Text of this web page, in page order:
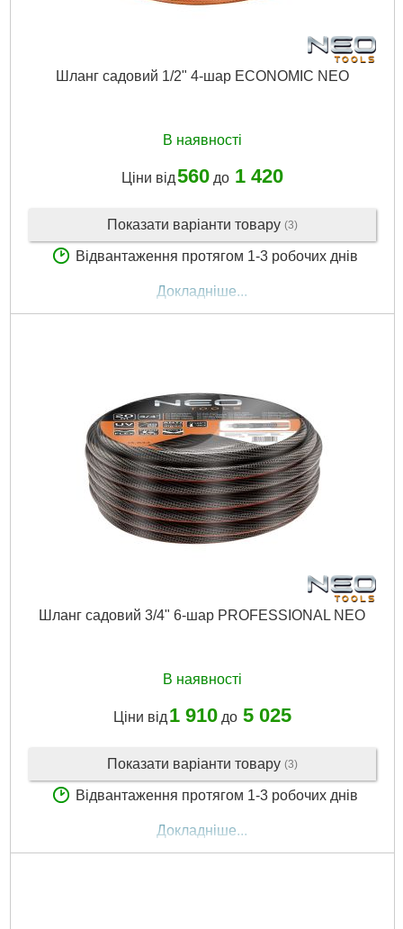
Шланг садовий 1/2" 4-шар ECONOMIC NEO
В наявності
Ціни від560до 1 420
Показати варіанти товару (3)
Відвантаження протягом 1-3 робочих днів
Докладніше...
Шланг садовий 3/4" 6-шар PROFESSIONAL NEO
В наявності
Ціни від 1 910до 5 025
Показати варіанти товару (3)
Відвантаження протягом 1-3 робочих днів
Докладніше...